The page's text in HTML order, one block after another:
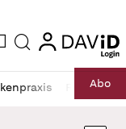
Suche login
RechtAbo